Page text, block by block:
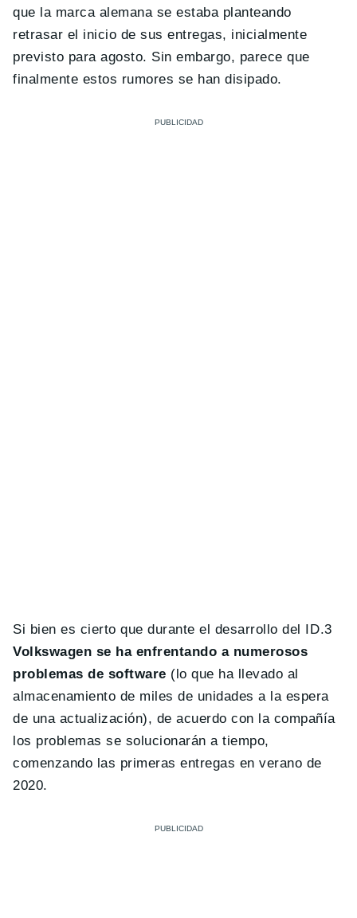
que la marca alemana se estaba planteando
retrasar el inicio de sus entregas, inicialmente
previsto para agosto. Sin embargo, parece que
finalmente estos rumores se han disipado.
Si bien es cierto que durante el desarrollo del ID.3
Volkswagen se ha enfrentando a numerosos
problemas de software (lo que ha llevado al
almacenamiento de miles de unidades a la espera
de una actualización), de acuerdo con la compañía
los problemas se solucionarán a tiempo,
comenzando las primeras entregas en verano de
2020.